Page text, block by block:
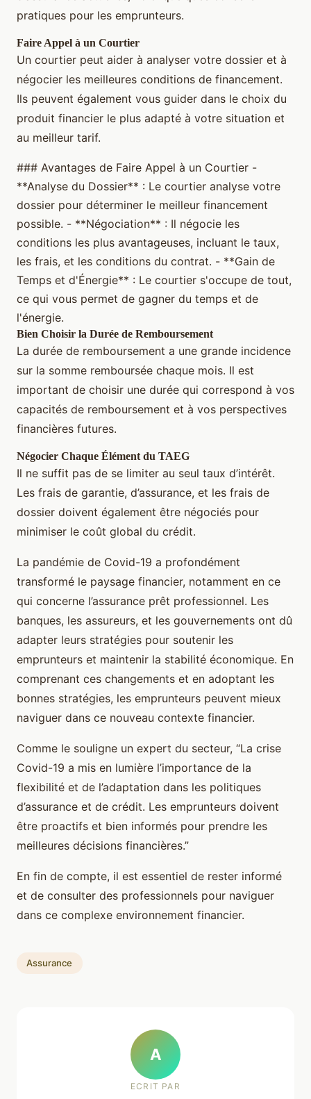
pratiques pour les emprunteurs.
Faire Appel à un Courtier
Un courtier peut aider à analyser votre dossier et à
négocier les meilleures conditions de financement.
Ils peuvent également vous guider dans le choix du
produit financier le plus adapté à votre situation et
au meilleur tarif.
### Avantages de Faire Appel à un Courtier -
**Analyse du Dossier** : Le courtier analyse votre
dossier pour déterminer le meilleur financement
possible. - **Négociation** : Il négocie les
conditions les plus avantageuses, incluant le taux,
les frais, et les conditions du contrat. - **Gain de
Temps et d'Énergie** : Le courtier s'occupe de tout,
ce qui vous permet de gagner du temps et de
l'énergie.
Bien Choisir la Durée de Remboursement
La durée de remboursement a une grande incidence
sur la somme remboursée chaque mois. Il est
important de choisir une durée qui correspond à vos
capacités de remboursement et à vos perspectives
financières futures.
Négocier Chaque Élément du TAEG
Il ne suffit pas de se limiter au seul taux d’intérêt.
Les frais de garantie, d’assurance, et les frais de
dossier doivent également être négociés pour
minimiser le coût global du crédit.
La pandémie de Covid-19 a profondément
transformé le paysage financier, notamment en ce
qui concerne l’assurance prêt professionnel. Les
banques, les assureurs, et les gouvernements ont dû
adapter leurs stratégies pour soutenir les
emprunteurs et maintenir la stabilité économique. En
comprenant ces changements et en adoptant les
bonnes stratégies, les emprunteurs peuvent mieux
naviguer dans ce nouveau contexte financier.
Comme le souligne un expert du secteur, “La crise
Covid-19 a mis en lumière l’importance de la
flexibilité et de l’adaptation dans les politiques
d’assurance et de crédit. Les emprunteurs doivent
être proactifs et bien informés pour prendre les
meilleures décisions financières.”
En fin de compte, il est essentiel de rester informé
et de consulter des professionnels pour naviguer
dans ce complexe environnement financier.
Assurance
A
ECRIT PAR